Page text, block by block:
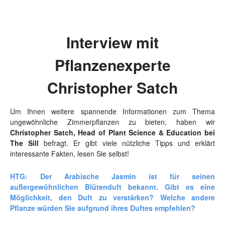
Interview mit
Pflanzenexperte
Christopher Satch
Um Ihnen weitere spannende Informationen zum Thema
ungewöhnliche Zimmerpflanzen zu bieten, haben wir
Christopher Satch, Head of Plant Science & Education bei
The Sill befragt. Er gibt viele nützliche Tipps und erklärt
interessante Fakten, lesen Sie selbst!
HTG: Der Arabische Jasmin ist für seinen
außergewöhnlichen Blütenduft bekannt. Gibt es eine
Möglichkeit, den Duft zu verstärken? Welche andere
Pflanze würden Sie aufgrund ihres Duftes empfehlen?